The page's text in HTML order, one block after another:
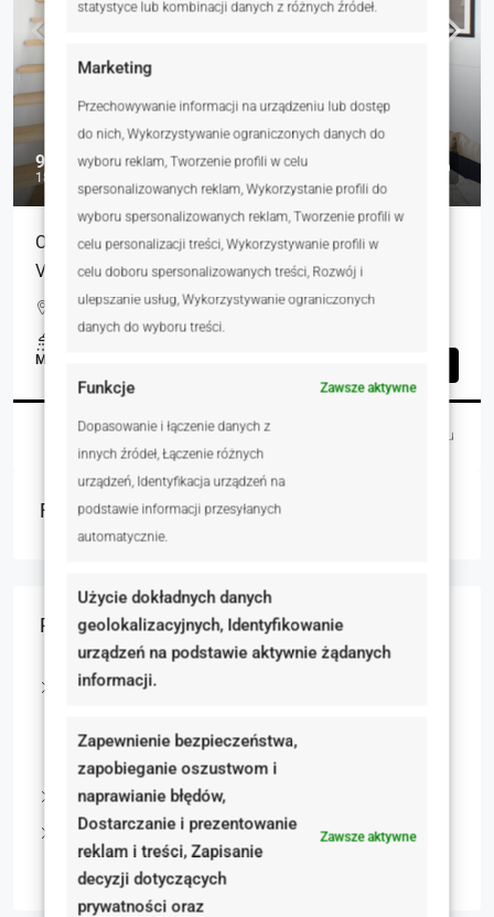
statystyce lub kombinacji danych z różnych źródeł.
Marketing
Przechowywanie informacji na urządzeniu lub dostęp
do nich, Wykorzystywanie ograniczonych danych do
wyboru reklam, Tworzenie profili w celu
spersonalizowanych reklam, Wykorzystanie profili do
wyboru spersonalizowanych reklam, Tworzenie profili w
celu personalizacji treści, Wykorzystywanie profili w
celu doboru spersonalizowanych treści, Rozwój i
ulepszanie usług, Wykorzystywanie ograniczonych
danych do wyboru treści.
Funkcje Zawsze aktywne
Dopasowanie i łączenie danych z
innych źródeł, Łączenie różnych
urządzeń, Identyfikacja urządzeń na
podstawie informacji przesyłanych
automatycznie.
Użycie dokładnych danych
geolokalizacyjnych, Identyfikowanie
urządzeń na podstawie aktywnie żądanych
informacji.
Zapewnienie bezpieczeństwa,
zapobieganie oszustwom i
naprawianie błędów,
Dostarczanie i prezentowanie
reklam i treści, Zapisanie
decyzji dotyczących
prywatności oraz
Zawsze aktywne
999 900 zł
18 016 zł
Ostatni dwupoziomowy apartament premium | -23%
VAT
Wschodnia, Sianożęty, Polska
MIESZKANIA, NIERUCHOMOŚCI MIESZKANIOWE
Magdalena Pawłowska 3 dni temu
Featured Listings
Rodzaj nieruchomości
Nieruchomości mieszkaniowe
Mieszkania
Grunty
Nieruchomości komercyjne
Lokale użytkowe